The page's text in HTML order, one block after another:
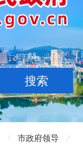
/ 市政府领导
/